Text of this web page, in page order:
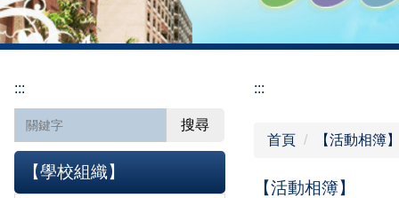
:::
搜尋
【學校組織】
:::
首頁 【活動相簿
【活動相簿】